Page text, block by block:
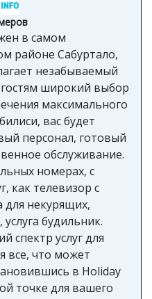
в самом
районе Сабуртало,
незабываемый
широкий выбор
максимального
вас будет
персонал, готовый
обслуживание.
номерах, с
как телевизор с
для некурящих,
будильник.
спектр услуг для
все, что может
в Holiday
точке для вашего